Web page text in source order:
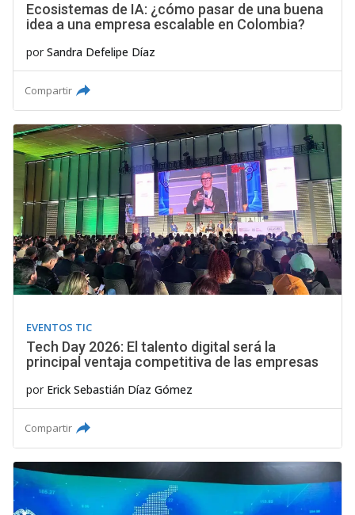
Ecosistemas de IA: ¿cómo pasar de una buena
idea a una empresa escalable en Colombia?
por Sandra Defelipe Díaz
Compartir
EVENTOS TIC
Tech Day 2026: El talento digital será la
principal ventaja competitiva de las empresas
por Erick Sebastián Díaz Gómez
Compartir